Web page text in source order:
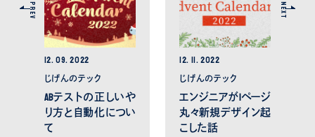
12. 09. 2022
PREV
じげんのテック
ABテストの正しいや
り方と自動化につい
て
12. 11. 2022
NEXT
じげんのテック
エンジニアが1ページ
丸々新規デザイン起
こした話